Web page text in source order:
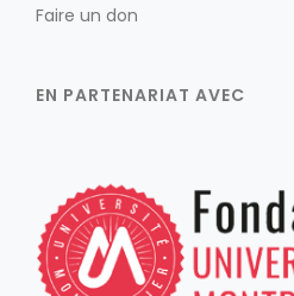
Faire un don
EN PARTENARIAT AVEC